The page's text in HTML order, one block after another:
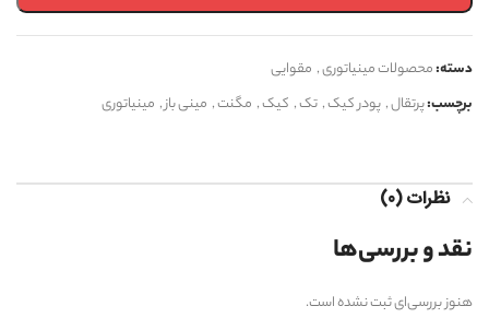
دسته:محصولات مینیاتوری, مقوایی
برچسب:پرتقال, پودر کیک, تک, کیک, مگنت, مینی باز, مینیاتوری
نظرات (0)
نقد و بررسی‌ها
هنوز بررسی‌ای ثبت نشده است.